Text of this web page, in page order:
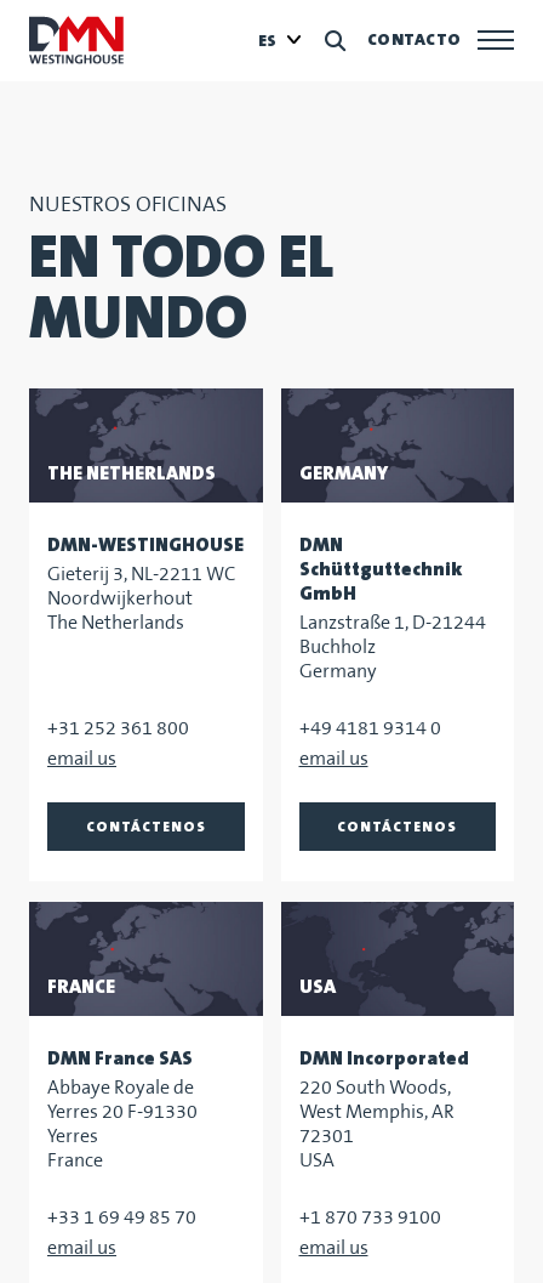
CONTACTO
ES
NUESTROS OFICINAS
EN TODO EL
MUNDO
THE NETHERLANDS
DMN-WESTINGHOUSE
Gieterij 3, NL-2211 WC
Noordwijkerhout
The Netherlands
+31 252 361 800
CONTÁCTENOS
GERMANY
DMN
Schüttguttechnik
GmbH
Lanzstraße 1, D-21244
Buchholz
Germany
+49 4181 9314 0
CONTÁCTENOS
FRANCE
DMN France SAS
Abbaye Royale de
Yerres 20 F-91330
Yerres
France
+33 1 69 49 85 70
USA
DMN Incorporated
220 South Woods,
West Memphis, AR
72301
USA
+1 870 733 9100